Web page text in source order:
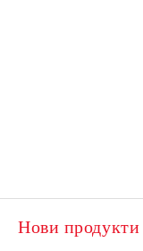
Нови продукти